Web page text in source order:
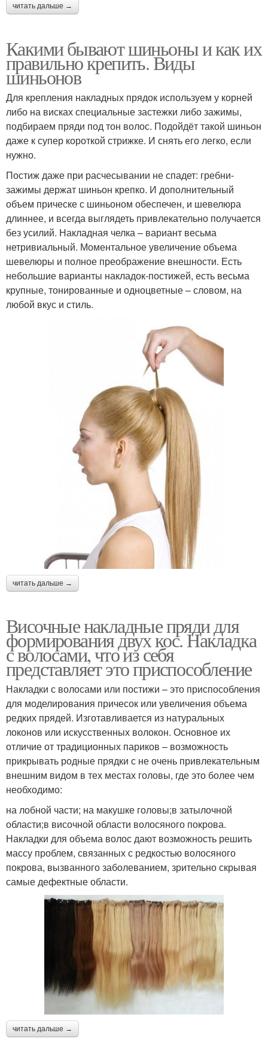
читать дальше →
Какими бывают шиньоны и как их
правильно крепить. Виды
шиньонов
Для крепления накладных прядок используем у корней
либо на висках специальные застежки либо зажимы,
подбираем пряди под тон волос. Подойдёт такой шиньон
даже к супер короткой стрижке. И снять его легко, если
нужно.
Постиж даже при расчесывании не спадет: гребни-
зажимы держат шиньон крепко. И дополнительный
объем прическе с шиньоном обеспечен, и шевелюра
длиннее, и всегда выглядеть привлекательно получается
без усилий. Накладная челка – вариант весьма
нетривиальный. Моментальное увеличение объема
шевелюры и полное преображение внешности. Есть
небольшие варианты накладок-постижей, есть весьма
крупные, тонированные и одноцветные – словом, на
любой вкус и стиль.
читать дальше →
Височные накладные пряди для
формирования двух кос. Накладка
с волосами, что из себя
представляет это приспособление
Накладки с волосами или постижи – это приспособления
для моделирования причесок или увеличения объема
редких прядей. Изготавливается из натуральных
локонов или искусственных волокон. Основное их
отличие от традиционных париков – возможность
прикрывать родные прядки с не очень привлекательным
внешним видом в тех местах головы, где это более чем
необходимо:
на лобной части; на макушке головы;в затылочной
области;в височной области волосяного покрова.
Накладки для объема волос дают возможность решить
массу проблем, связанных с редкостью волосяного
покрова, вызванного заболеванием, зрительно скрывая
самые дефектные области.
читать дальше →